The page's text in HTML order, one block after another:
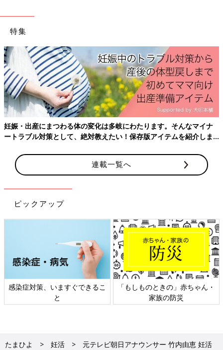
※竹内さんのインスタグラム (@yoshie0takeuchi)より
ご主人への信頼感が増したのには、こんなエピソードも。
●竹内由恵「どんなに妊活を頑張っても、必ず子どもを授かれる
らどうしよう……。私が不安を口にするたびに、夫は『年齢も若
いわけではないし、子どもが授かれない可能性も考えた上で結婚
楽しむという生き方も幸せだと思う』とも。その言葉で私は安心
することができた。妊活をしたからこそ夫婦の絆が深まったと感
自分自身と向き合い人生設計を立てました
結婚、退社、移住、そして妊活。竹内さんは、その都度、強い意
志を持って自分の人生を選択してきました。今振り返ると、竹内
さんにとって妊活はどんな時間だったのでしょうか。
●竹内由恵「夫婦で向き合う時間であり、自分自身とも向き合う
に入り、無我夢中で仕事をしているときは、常に目の前の目標を
特集
妊娠・出産にまつわる体の変化は多岐にわたります。そんなマイナ
ートラブル対策として、絶対教えたい！保存版アイテムを紹介しま
連載一覧へ
ピックアップ
感染症対策、いますぐできるこ
と
「もしものときの」赤ちゃん・
家族の防災
たまひよ 妊活
元テレビ朝日アナウンサー 竹内由恵 妊活